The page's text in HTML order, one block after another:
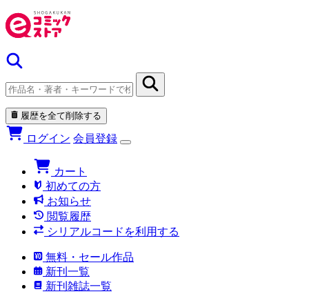
履歴を全て削除する
ログイン 会員登録
カート
初めての方
お知らせ
閲覧履歴
シリアルコードを利用する
無料・セール作品
新刊一覧
新刊雑誌一覧